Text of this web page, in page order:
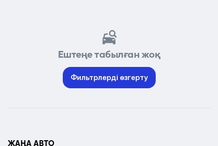
Ештеңе табылған жоқ
Фильтрлерді өзгерту
ЖАҢА АВТО